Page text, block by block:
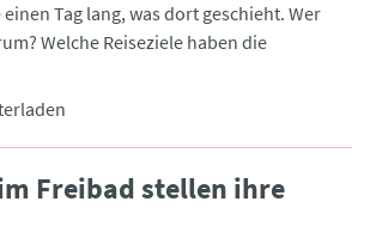
Tag lang, was dort geschieht. Wer
Welche Reiseziele haben die
Freibad stellen ihre